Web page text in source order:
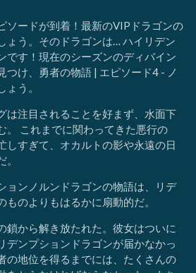
ソードが到着！最新のVIPドラゴンの
ょう。そのドラゴンは… ハイリデン
です！現在のシーズンのディバイン
つけ、勇者の物語 | エピソード4 - ノ
う。
は注目されることを好まず、水面下
。 これまでに関わってきた悪行の
しすぎて、オカルトの影や永遠の日
ョンノルンドラゴンの物語は、リデ
ものよりもはるかに扇動的だ。
鎖から解き放たれた。彼女はついに
デンプションドラゴンが届かなかっ
の地位を得るまでには、たくさんの